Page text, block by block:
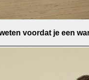
voordat je een